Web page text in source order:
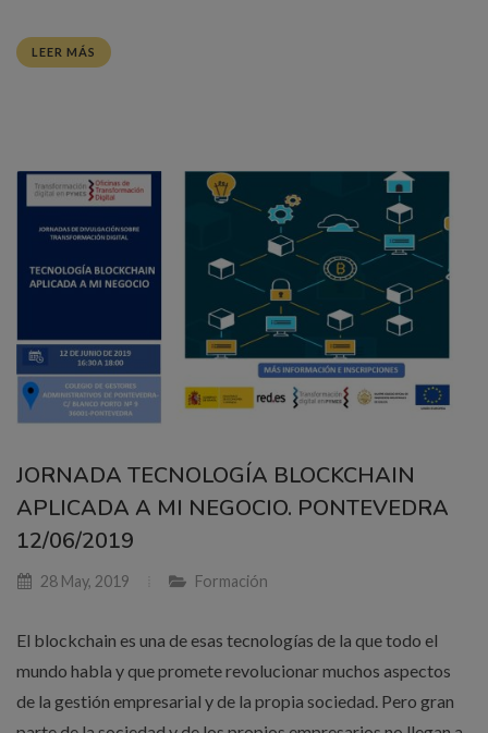
LEER MÁS
JORNADA TECNOLOGÍA BLOCKCHAIN
APLICADA A MI NEGOCIO. PONTEVEDRA
12/06/2019
28 May, 2019 Formación
El blockchain es una de esas tecnologías de la que todo el
mundo habla y que promete revolucionar muchos aspectos
de la gestión empresarial y de la propia sociedad. Pero gran